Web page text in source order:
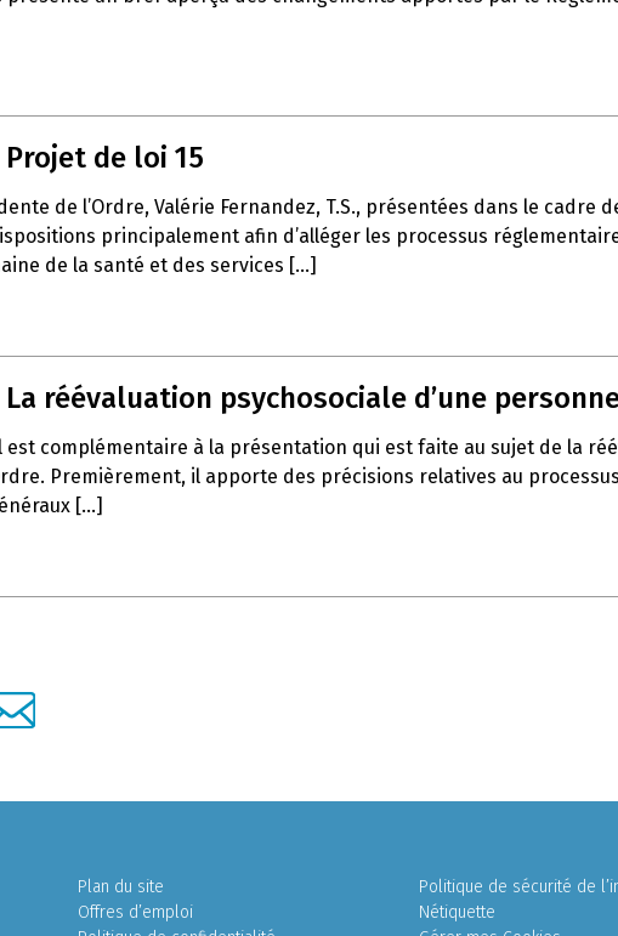
de loi 15
de l’Ordre, Valérie Fernandez, T.S., présentées dans le
principalement afin d’alléger les processus
de la santé et des services [...]
réévaluation psychosociale d’une
complémentaire à la présentation qui est faite au sujet de la
Premièrement, il apporte des précisions relatives au
[...]
Plan du site
Offres d’emploi
Politique de sécurité de
Nétiquette